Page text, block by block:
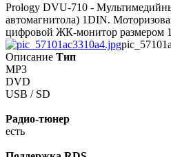
Prology DVU-710 -
автомагнитола) 1DIN.
цифровой ЖК-монитор размером
Описание Тип
MP3
DVD
USB / SD
Радио-тюнер
есть